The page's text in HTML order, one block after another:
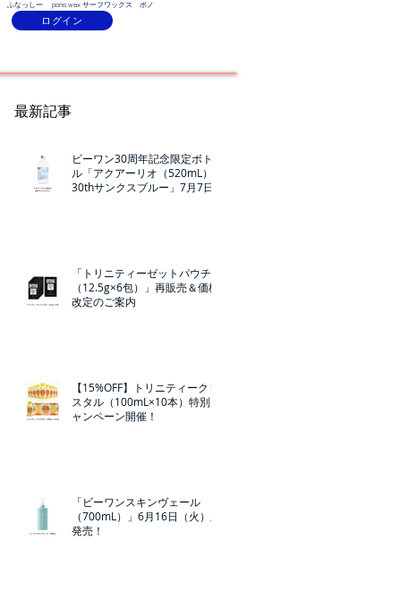
ふなっしー pono.wax サーフワックス ポノ
ログイン
最新記事
ビーワン30周年記念限定ボト
ル「アクアーリオ（520mL）
30thサンクスブルー」7月7日
「トリニティーゼットパウチ
（12.5g×6包）」再販売＆価格
改定のご案内
【15%OFF】トリニティークリ
スタル（100mL×10本）特別キ
ャンペーン開催！
「ビーワンスキンヴェール
（700mL）」6月16日（火）新
発売！